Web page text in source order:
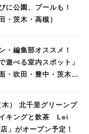
に公園、プールも！
・茨木・高槻）
・編集部オススメ！
遊べる室内スポット」
・吹田・豊中・茨木・
ーンプ
キングと飲茶 Lei
がオープン予定！